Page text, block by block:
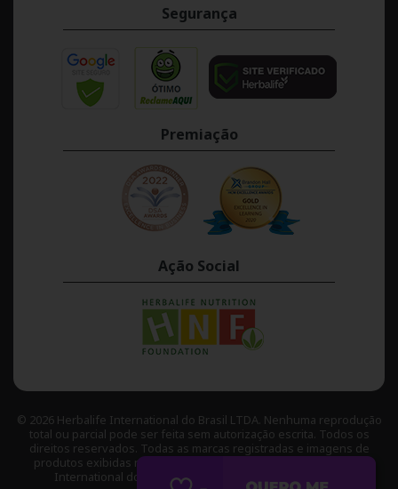
Segurança
Premiação
Ação Social
© 2026 Herbalife International do Brasil LTDA. Nenhuma reprodução
total ou parcial pode ser feita sem autorização escrita. Todos os
direitos reservados. Todas as marcas registradas e imagens de
produtos exibidas neste site são de propriedade da Herbalife
International do Brasil LTDA., salvo indicação contrária.